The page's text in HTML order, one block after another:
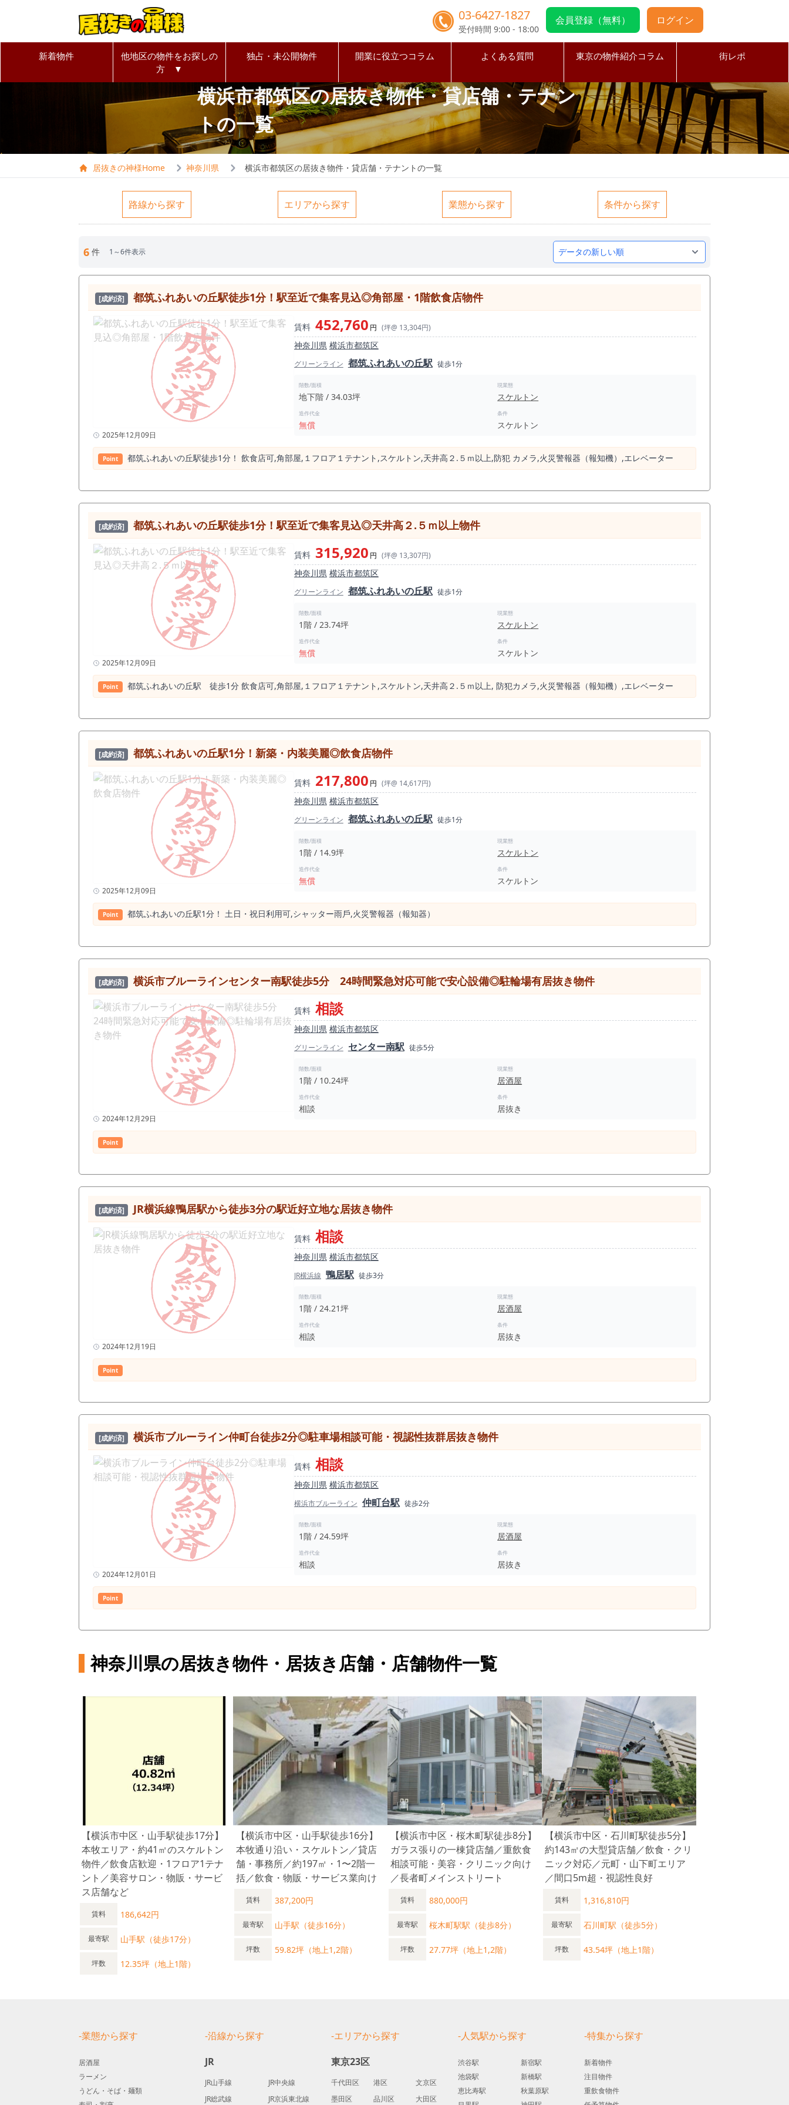
03-6427-1827
受付時間 9:00 - 18:00
会員登録（無料） ログイン
新着物件
他地区の物件をお探しの
方 ▼
独占・未公開物件 開業に役立つコラム よくある質問 東京の物件紹介コラム 街レポ
横浜市都筑区の居抜き物件・貸店舗・テナン
トの一覧
居抜きの神様Home 神奈川県 横浜市都筑区の居抜き物件・貸店舗・テナントの一覧
路線から探す エリアから探す 業態から探す 条件から探す
6 件 1～6件表示
[成約済] 都筑ふれあいの丘駅徒歩1分！駅至近で集客見込◎角部屋・1階飲食店物件
2025年12月09日
賃料 452,760 円 (坪@ 13,304円)
神奈川県 横浜市都筑区
グリーンライン 都筑ふれあいの丘駅 徒歩1分
階数/面積
地下階 / 34.03坪
現業態
スケルトン
造作代金
無償
条件
スケルトン
Point 都筑ふれあいの丘駅徒歩1分！ 飲⾷店可,⾓部屋,１フロア１テナント,スケルトン,天井⾼２.５ｍ以上,防犯 カメラ,⽕災警報器（報知機）,エレベーター
[成約済] 都筑ふれあいの丘駅徒歩1分！駅至近で集客見込◎天井⾼２.５ｍ以上物件
2025年12月09日
賃料 315,920 円 (坪@ 13,307円)
神奈川県 横浜市都筑区
グリーンライン 都筑ふれあいの丘駅 徒歩1分
階数/面積
1階 / 23.74坪
現業態
スケルトン
造作代金
無償
条件
スケルトン
Point 都筑ふれあいの丘駅 徒歩1分 飲⾷店可,⾓部屋,１フロア１テナント,スケルトン,天井⾼２.５ｍ以上, 防犯カメラ,⽕災警報器（報知機）,エレベーター
[成約済] 都筑ふれあいの丘駅1分！新築・内装美麗◎飲食店物件
2025年12月09日
賃料 217,800 円 (坪@ 14,617円)
神奈川県 横浜市都筑区
グリーンライン 都筑ふれあいの丘駅 徒歩1分
階数/面積
1階 / 14.9坪
現業態
スケルトン
造作代金
無償
条件
スケルトン
Point 都筑ふれあいの丘駅1分！ ⼟⽇・祝⽇利⽤可,シャッター⾬⼾,⽕災警報器（報知器）
[成約済] 横浜市ブルーラインセンター南駅徒歩5分 24時間緊急対応可能で安心設備◎駐輪場有居抜き物件
2024年12月29日
賃料 相談
神奈川県 横浜市都筑区
グリーンライン センター南駅 徒歩5分
階数/面積
1階 / 10.24坪
現業態
居酒屋
造作代金
相談
条件
居抜き
Point
[成約済] JR横浜線鴨居駅から徒歩3分の駅近好立地な居抜き物件
2024年12月19日
賃料 相談
神奈川県 横浜市都筑区
JR横浜線 鴨居駅 徒歩3分
階数/面積
1階 / 24.21坪
現業態
居酒屋
造作代金
相談
条件
居抜き
Point
[成約済] 横浜市ブルーライン仲町台徒歩2分◎駐車場相談可能・視認性抜群居抜き物件
2024年12月01日
賃料 相談
神奈川県 横浜市都筑区
横浜市ブルーライン 仲町台駅 徒歩2分
階数/面積
1階 / 24.59坪
現業態
居酒屋
造作代金
相談
条件
居抜き
Point
神奈川県の居抜き物件・居抜き店舗・店舗物件一覧
【横浜市中区・山手駅徒歩17分】
本牧エリア・約41㎡のスケルトン
物件／飲食店歓迎・1フロア1テナ
ント／美容サロン・物販・サービ
ス店舗など
賃料 186,642円
最寄駅 山手駅（徒歩17分）
坪数 12.35坪（地上1階）
【横浜市中区・山手駅徒歩16分】
本牧通り沿い・スケルトン／貸店
舗・事務所／約197㎡・1〜2階一
括／飲食・物販・サービス業向け
賃料 387,200円
最寄駅 山手駅（徒歩16分）
坪数 59.82坪（地上1,2階）
【横浜市中区・桜木町駅徒歩8分】
ガラス張りの一棟貸店舗／重飲食
相談可能・美容・クリニック向け
／長者町メインストリート
賃料 880,000円
最寄駅 桜木町駅駅（徒歩8分）
坪数 27.77坪（地上1,2階）
【横浜市中区・石川町駅徒歩5分】
約143㎡の大型貸店舗／飲食・クリ
ニック対応／元町・山下町エリア
／間口5m超・視認性良好
賃料 1,316,810円
最寄駅 石川町駅（徒歩5分）
坪数 43.54坪（地上1階）
-業態から探す
居酒屋
ラーメン
うどん・そば・麺類
-沿線から探す
JR
JR山手線
JR中央線
JR総武線
JR京浜東北線
-エリアから探す
東京23区
千代田区 港区
文京区
墨田区
品川区 大田区
-人気駅から探す
渋谷駅
新宿駅
池袋駅
新橋駅
恵比寿駅
秋葉原駅
-特集から探す
新着物件
注目物件
重飲食物件